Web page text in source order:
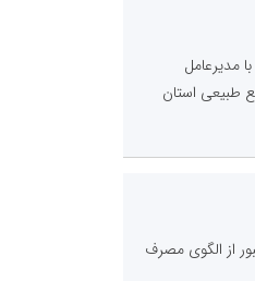
مدیرعامل
طبیعی استان
از الگوی مصرف